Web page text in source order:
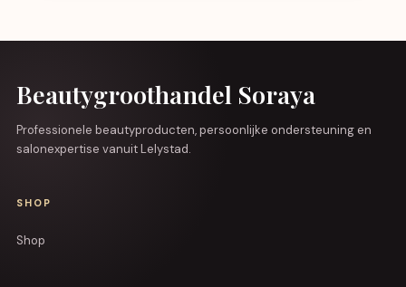
Beautygroothandel Soraya
Professionele beautyproducten, persoonlijke ondersteuning en
salonexpertise vanuit Lelystad.
SHOP
Shop